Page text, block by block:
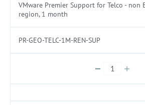
VMware Premier Support for Telco - non
region, 1 month
PR-GEO-TELC-1M-REN-SUP